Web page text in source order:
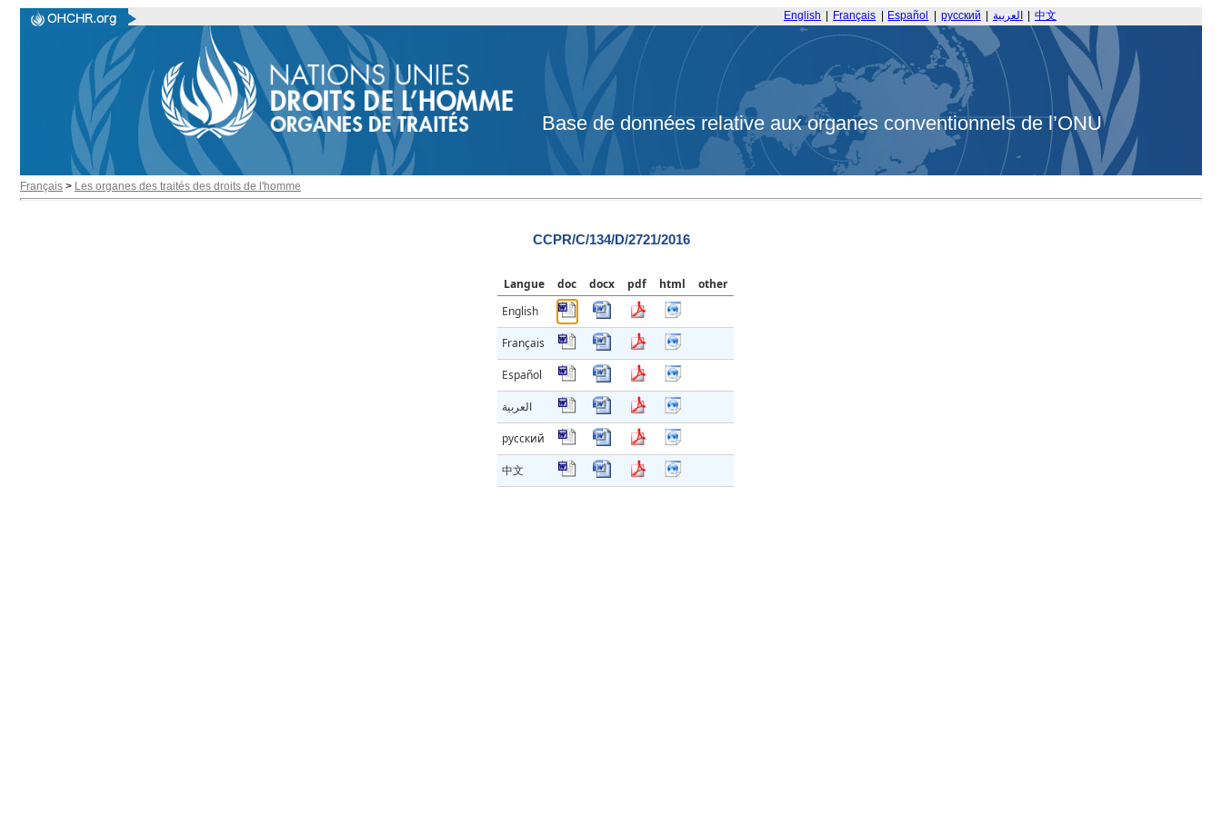
English Français Español русский العربية 中文
Base de données relative aux organes conventionnels de l’ONU
Français > Les organes des traités des droits de l'homme
CCPR/C/134/D/2721/2016
Langue doc docx pdf html
other
English
Français
Español
العربية
русский
中文